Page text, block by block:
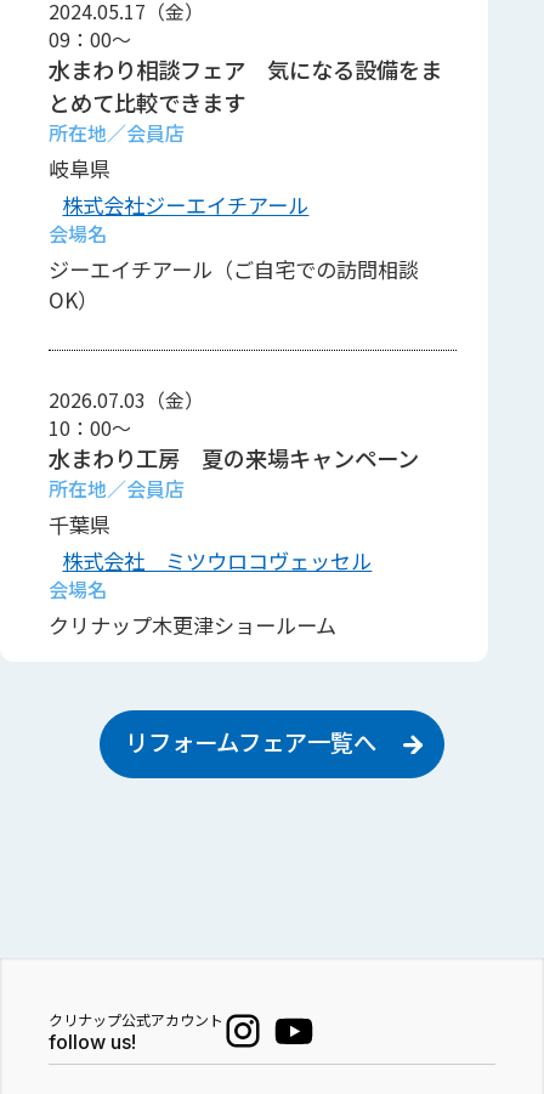
2024.05.17（金）
09：00～
水まわり相談フェア 気になる設備をま
とめて比較できます
岐阜県
株式会社ジーエイチアール
ジーエイチアール（ご自宅での訪問相談
OK）
2026.07.03（金）
10：00～
水まわり工房 夏の来場キャンペーン
千葉県
株式会社 ミツウロコヴェッセル
クリナップ木更津ショールーム
リフォームフェア一覧へ
クリナップ公式アカウント
follow us!